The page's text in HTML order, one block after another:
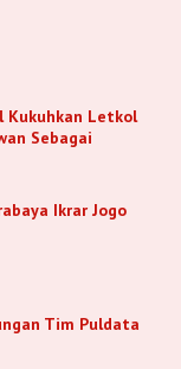
Kukuhkan Letkol
Sebagai
Ikrar Jogo
Tim Puldata